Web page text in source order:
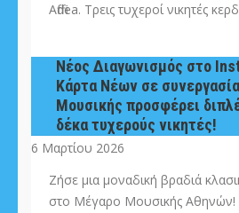
Affidea. Τρεις τυχεροί νικητές
Νέος Διαγωνισμός στο
Κάρτα Νέων σε
Μουσικής προσφέρει
δέκα τυχερούς νικητές!
6 Μαρτίου 2026
Ζήσε μια μοναδική βραδιά
στο Μέγαρο Μουσικής